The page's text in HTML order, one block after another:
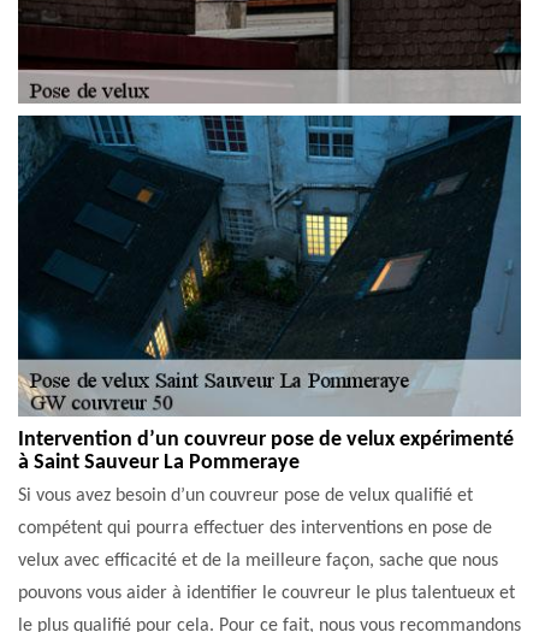
Intervention d’un couvreur pose de velux expérimenté
à Saint Sauveur La Pommeraye
Si vous avez besoin d’un couvreur pose de velux qualifié et
compétent qui pourra effectuer des interventions en pose de
velux avec efficacité et de la meilleure façon, sache que nous
pouvons vous aider à identifier le couvreur le plus talentueux et
le plus qualifié pour cela. Pour ce fait, nous vous recommandons